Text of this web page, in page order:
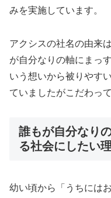
みを実施しています。
アクシスの社名の由来
が自分なりの軸にまっ
いう想いから被りやす
ていましたがこだわっ
誰もが自分なり
る社会にしたい
幼い頃から「うちには